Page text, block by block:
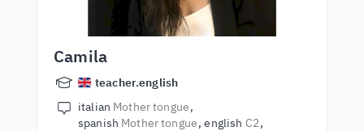
Camila
teacher.english
italian Mother tongue
spanish Mother tongue english C2